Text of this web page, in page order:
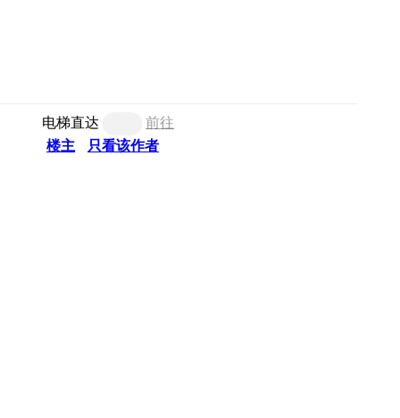
电梯直达
前往
楼主
只看该作者